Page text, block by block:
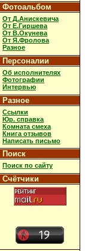
Фотоальбом
От Д.Анискевича
От Е.Гиршева
От В.Окунева
От Я.Фролова
Разное
Персоналии
Об исполнителях
Фотографии
Интервью
Разное
Ссылки
Юр. справка
Комната смеха
Книга отзывов
Написать письмо
Поиск
Поиск по сайту
Счётчики